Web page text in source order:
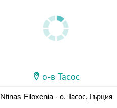
о-в Тасос
Ntinas Filoxenia - о. Тасос, Гърция